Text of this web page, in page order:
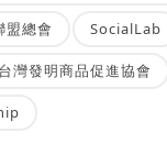
盟總會 SocialLab
台灣發明商品促進協會